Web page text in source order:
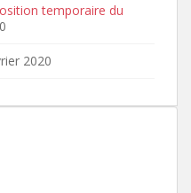
temporaire du
2020